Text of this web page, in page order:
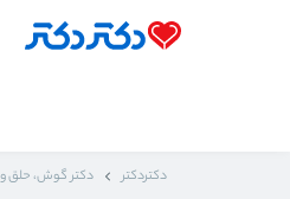
دکتردکتر دکتر گوش، حلق و